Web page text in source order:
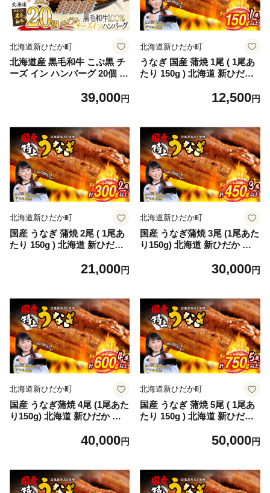
北海道新ひだか町
北海道産 黒毛和牛 こぶ黒 チ
ーズ イン ハンバーグ 20個 和
39,000円
北海道新ひだか町
うなぎ 国産 蒲焼 1尾 ( 1尾あ
たり 150g ) 北海道 新ひだか
ウナギ 鰻 ミツイシコンブ
12,500円
北海道新ひだか町
国産 うなぎ 蒲焼 2尾 ( 1尾あ
たり 150g ) 北海道 新ひだか
ウナギ 鰻 ミツイシコンブ
21,000円
北海道新ひだか町
国産 うなぎ蒲焼 3尾 (1尾あた
り150g) 北海道 新ひだか 日
ウナギ 鰻 ミツイシコンブ
30,000円
北海道新ひだか町
国産 うなぎ蒲焼 4尾 (1尾あた
り150g) 北海道 新ひだか 日
ウナギ 鰻 ミツイシコンブ
40,000円
北海道新ひだか町
国産 うなぎ 蒲焼 5尾 ( 1尾あ
たり 150g ) 北海道 新ひだか
ウナギ 鰻 ミツイシコンブ
50,000円